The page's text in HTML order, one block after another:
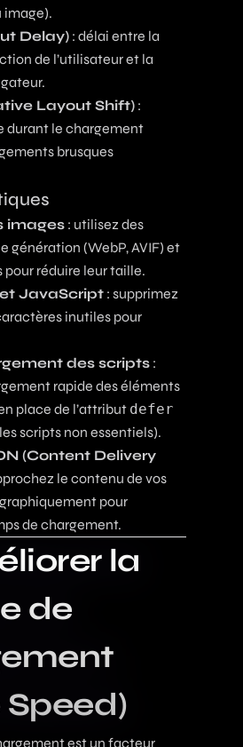
image).
Delay) : délai entre la
de l’utilisateur et la
Layout Shift) :
durant le chargement
brusques
images : utilisez des
génération (WebP, AVIF) et
réduire leur taille.
JavaScript : supprimez
inutiles pour
des scripts :
rapide des éléments
place de l’attribut defer
scripts non essentiels).
(Content Delivery
le contenu de vos
pour
de chargement.
la
de
Speed)
est un facteur